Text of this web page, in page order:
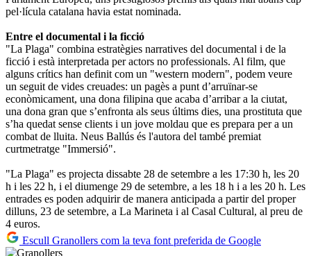
pel·lícula catalana havia estat nominada.
Entre el documental i la ficció
"La Plaga" combina estratègies narratives del documental i de la
ficció i està interpretada per actors no professionals. Al film, que
alguns crítics han definit com un "western modern", podem veure
un seguit de vides creuades: un pagès a punt d’arruïnar-se
econòmicament, una dona filipina que acaba d’arribar a la ciutat,
una dona gran que s’enfronta als seus últims dies, una prostituta que
s’ha quedat sense clients i un jove moldau que es prepara per a un
combat de lluita. Neus Ballús és l'autora del també premiat
curtmetratge "Immersió".
"La Plaga" es projecta dissabte 28 de setembre a les 17:30 h, les 20
h i les 22 h, i el diumenge 29 de setembre, a les 18 h i a les 20 h. Les
entrades es poden adquirir de manera anticipada a partir del proper
dilluns, 23 de setembre, a La Marineta i al Casal Cultural, al preu de
4 euros.
Escull Granollers com la teva font preferida de Google